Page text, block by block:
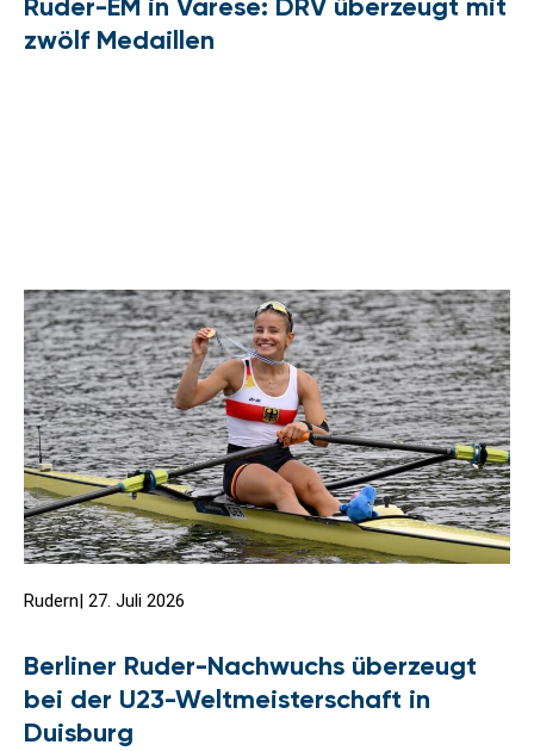
Ruder-EM in Varese: DRV überzeugt mit
zwölf Medaillen
Rudern| 27. Juli 2026
Berliner Ruder-Nachwuchs überzeugt
bei der U23-Weltmeisterschaft in
Duisburg